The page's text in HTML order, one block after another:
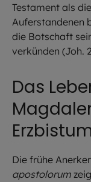
Testament als
Auferstandenen
die Botschaft
verkünden (Joh.
Das
Die frühe
apostolorum